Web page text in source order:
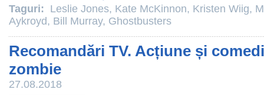
Taguri: Leslie Jones, Kate McKinnon, Kristen Wiig,
Aykroyd, Bill Murray, Ghostbusters
Recomandări TV. Acțiune și
zombie
27.08.2018